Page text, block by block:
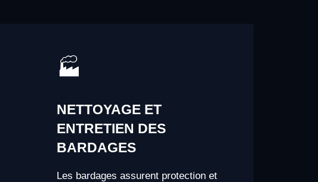
🏭
NETTOYAGE ET
ENTRETIEN DES
BARDAGES
Les bardages assurent protection et